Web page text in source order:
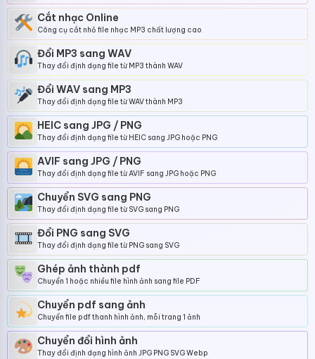
Cắt nhạc Online
Công cụ cắt nhỏ file nhạc MP3 chất lượng cao
Đổi MP3 sang WAV
Thay đổi định dạng file từ MP3 thành WAV
Đổi WAV sang MP3
Thay đổi định dạng file từ WAV thành MP3
HEIC sang JPG / PNG
Thay đổi định dạng file từ HEIC sang JPG hoặc PNG
AVIF sang JPG / PNG
Thay đổi định dạng file từ AVIF sang JPG hoặc PNG
Chuyển SVG sang PNG
Thay đổi định dạng file từ SVG sang PNG
Đổi PNG sang SVG
Thay đổi định dạng file từ PNG sang SVG
Ghép ảnh thành pdf
Chuyển 1 hoặc nhiều file hình ảnh sang file PDF
Chuyển pdf sang ảnh
Chuyển file pdf thanh hình ảnh, mỗi trang 1 ảnh
Chuyển đổi hình ảnh
Thay đổi định dạng hình ảnh JPG PNG SVG Webp